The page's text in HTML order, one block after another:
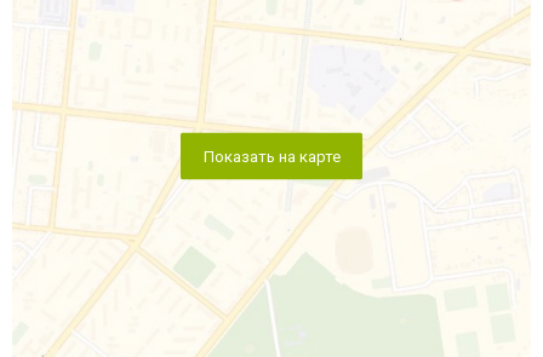
Показать на карте